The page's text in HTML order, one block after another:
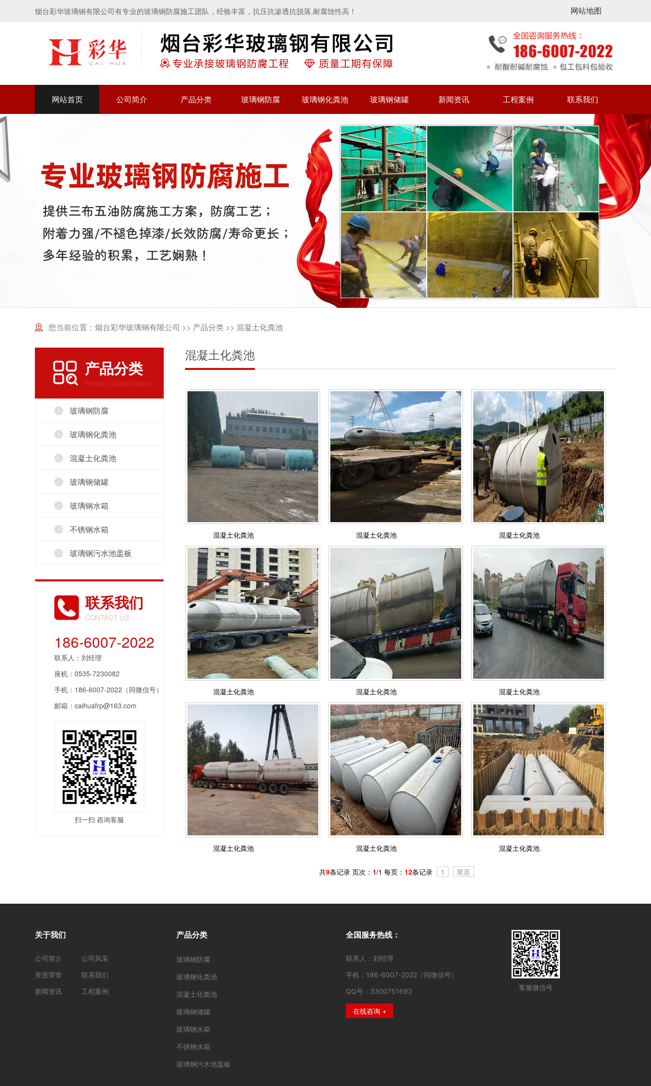
烟台彩华玻璃钢有限公司有专业的玻璃钢防腐施工团队，经验丰富，抗压抗渗透抗脱落,耐腐蚀性高！ 网站地图
网站首页 公司简介 产品分类 玻璃钢防腐 玻璃钢化粪池 玻璃钢储罐 新闻资讯 工程案例 联系我们
您当前位置： 烟台彩华玻璃钢有限公司 >> 产品分类 >> 混凝土化粪池
产品分类
Product classification
玻璃钢防腐
玻璃钢化粪池
混凝土化粪池
玻璃钢储罐
玻璃钢水箱
不锈钢水箱
玻璃钢污水池盖板
联系我们
CONTACT US
186-6007-2022
联系人：刘经理
座机：0535-7230082
手机：186-6007-2022（同微信号）
邮箱：caihuafrp@163.com
扫一扫 咨询客服
混凝土化粪池
混凝土化粪池 混凝土化粪池 混凝土化粪池
混凝土化粪池 混凝土化粪池 混凝土化粪池
混凝土化粪池 混凝土化粪池 混凝土化粪池
共9条记录 页次： 1/1 每页： 12条记录 1 尾页
关于我们
公司简介
公司风采
资质荣誉
联系我们
新闻资讯
工程案例
产品分类
玻璃钢防腐
玻璃钢化粪池
混凝土化粪池
玻璃钢储罐
玻璃钢水箱
不锈钢水箱
玻璃钢污水池盖板
全国服务热线：
联系人：刘经理
手机：186-6007-2022（同微信号）
QQ号：3300751693
在线咨询 +
客服微信号